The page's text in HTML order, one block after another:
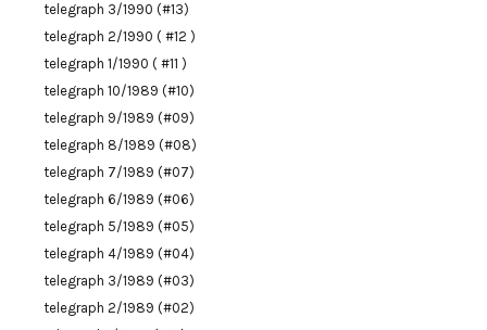
telegraph 3/1990 (#13)
telegraph 2/1990 ( #12 )
telegraph 1/1990 ( #11 )
telegraph 10/1989 (#10)
telegraph 9/1989 (#09)
telegraph 8/1989 (#08)
telegraph 7/1989 (#07)
telegraph 6/1989 (#06)
telegraph 5/1989 (#05)
telegraph 4/1989 (#04)
telegraph 3/1989 (#03)
telegraph 2/1989 (#02)